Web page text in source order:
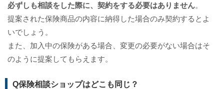
必ずしも相談をした際に、契約をする必要はありません。
提案された保険商品の内容に納得した場合のみ契約するとよ
いでしょう。
また、加入中の保険がある場合、変更の必要がない場合はそ
のように提案してもらえます。
Q保険相談ショップはどこも同じ？